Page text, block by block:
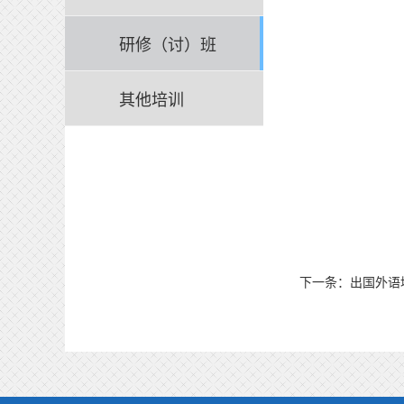
研修（讨）班
其他培训
下一条： 出国外